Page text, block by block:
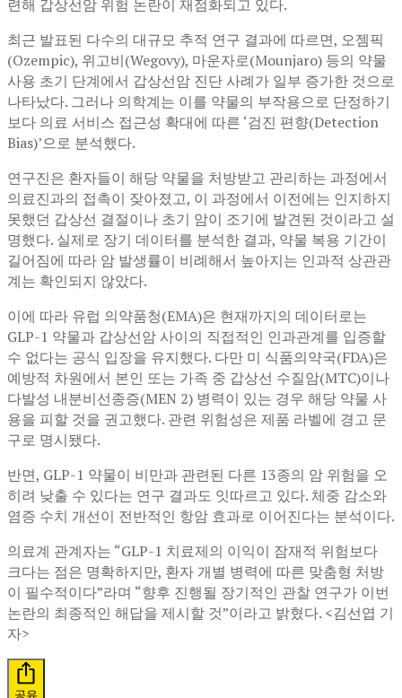
련해 갑상선암 위험 논란이 재점화되고 있다.
최근 발표된 다수의 대규모 추적 연구 결과에 따르면, 오젬픽
(Ozempic), 위고비(Wegovy), 마운자로(Mounjaro) 등의 약물
사용 초기 단계에서 갑상선암 진단 사례가 일부 증가한 것으로
나타났다. 그러나 의학계는 이를 약물의 부작용으로 단정하기
보다 의료 서비스 접근성 확대에 따른 ‘검진 편향(Detection
Bias)’으로 분석했다.
연구진은 환자들이 해당 약물을 처방받고 관리하는 과정에서
의료진과의 접촉이 잦아졌고, 이 과정에서 이전에는 인지하지
못했던 갑상선 결절이나 초기 암이 조기에 발견된 것이라고 설
명했다. 실제로 장기 데이터를 분석한 결과, 약물 복용 기간이
길어짐에 따라 암 발생률이 비례해서 높아지는 인과적 상관관
계는 확인되지 않았다.
이에 따라 유럽 의약품청(EMA)은 현재까지의 데이터로는
GLP-1 약물과 갑상선암 사이의 직접적인 인과관계를 입증할
수 없다는 공식 입장을 유지했다. 다만 미 식품의약국(FDA)은
예방적 차원에서 본인 또는 가족 중 갑상선 수질암(MTC)이나
다발성 내분비선종증(MEN 2) 병력이 있는 경우 해당 약물 사
용을 피할 것을 권고했다. 관련 위험성은 제품 라벨에 경고 문
구로 명시됐다.
반면, GLP-1 약물이 비만과 관련된 다른 13종의 암 위험을 오
히려 낮출 수 있다는 연구 결과도 잇따르고 있다. 체중 감소와
염증 수치 개선이 전반적인 항암 효과로 이어진다는 분석이다.
의료계 관계자는 “GLP-1 치료제의 이익이 잠재적 위험보다
크다는 점은 명확하지만, 환자 개별 병력에 따른 맞춤형 처방
이 필수적이다”라며 “향후 진행될 장기적인 관찰 연구가 이번
논란의 최종적인 해답을 제시할 것”이라고 밝혔다. <김선엽 기
자>
공유